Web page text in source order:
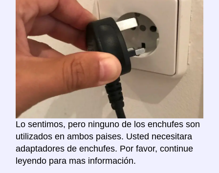
Lo sentimos, pero ninguno de los enchufes son
utilizados en ambos paises. Usted necesitara
adaptadores de enchufes. Por favor, continue
leyendo para mas información.